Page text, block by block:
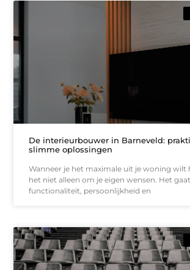
De interieurbouwer in Barneveld:
slimme oplossingen
Wanneer je het maximale uit je woning wilt
het niet alleen om je eigen wensen. Het
functionaliteit, persoonlijkheid en